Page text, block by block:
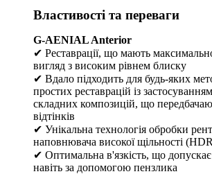
Властивості та переваги
G-AENIAL Anterior
✔ Реставрації, що мають
вигляд з високим рівнем блиску
✔ Вдало підходить для будь-яких
простих реставрацій із
складних композицій, що
відтінків
✔ Унікальна технологія обробки
наповнювача високої щільності
✔ Оптимальна в'язкість, що
навіть за допомогою пензлика